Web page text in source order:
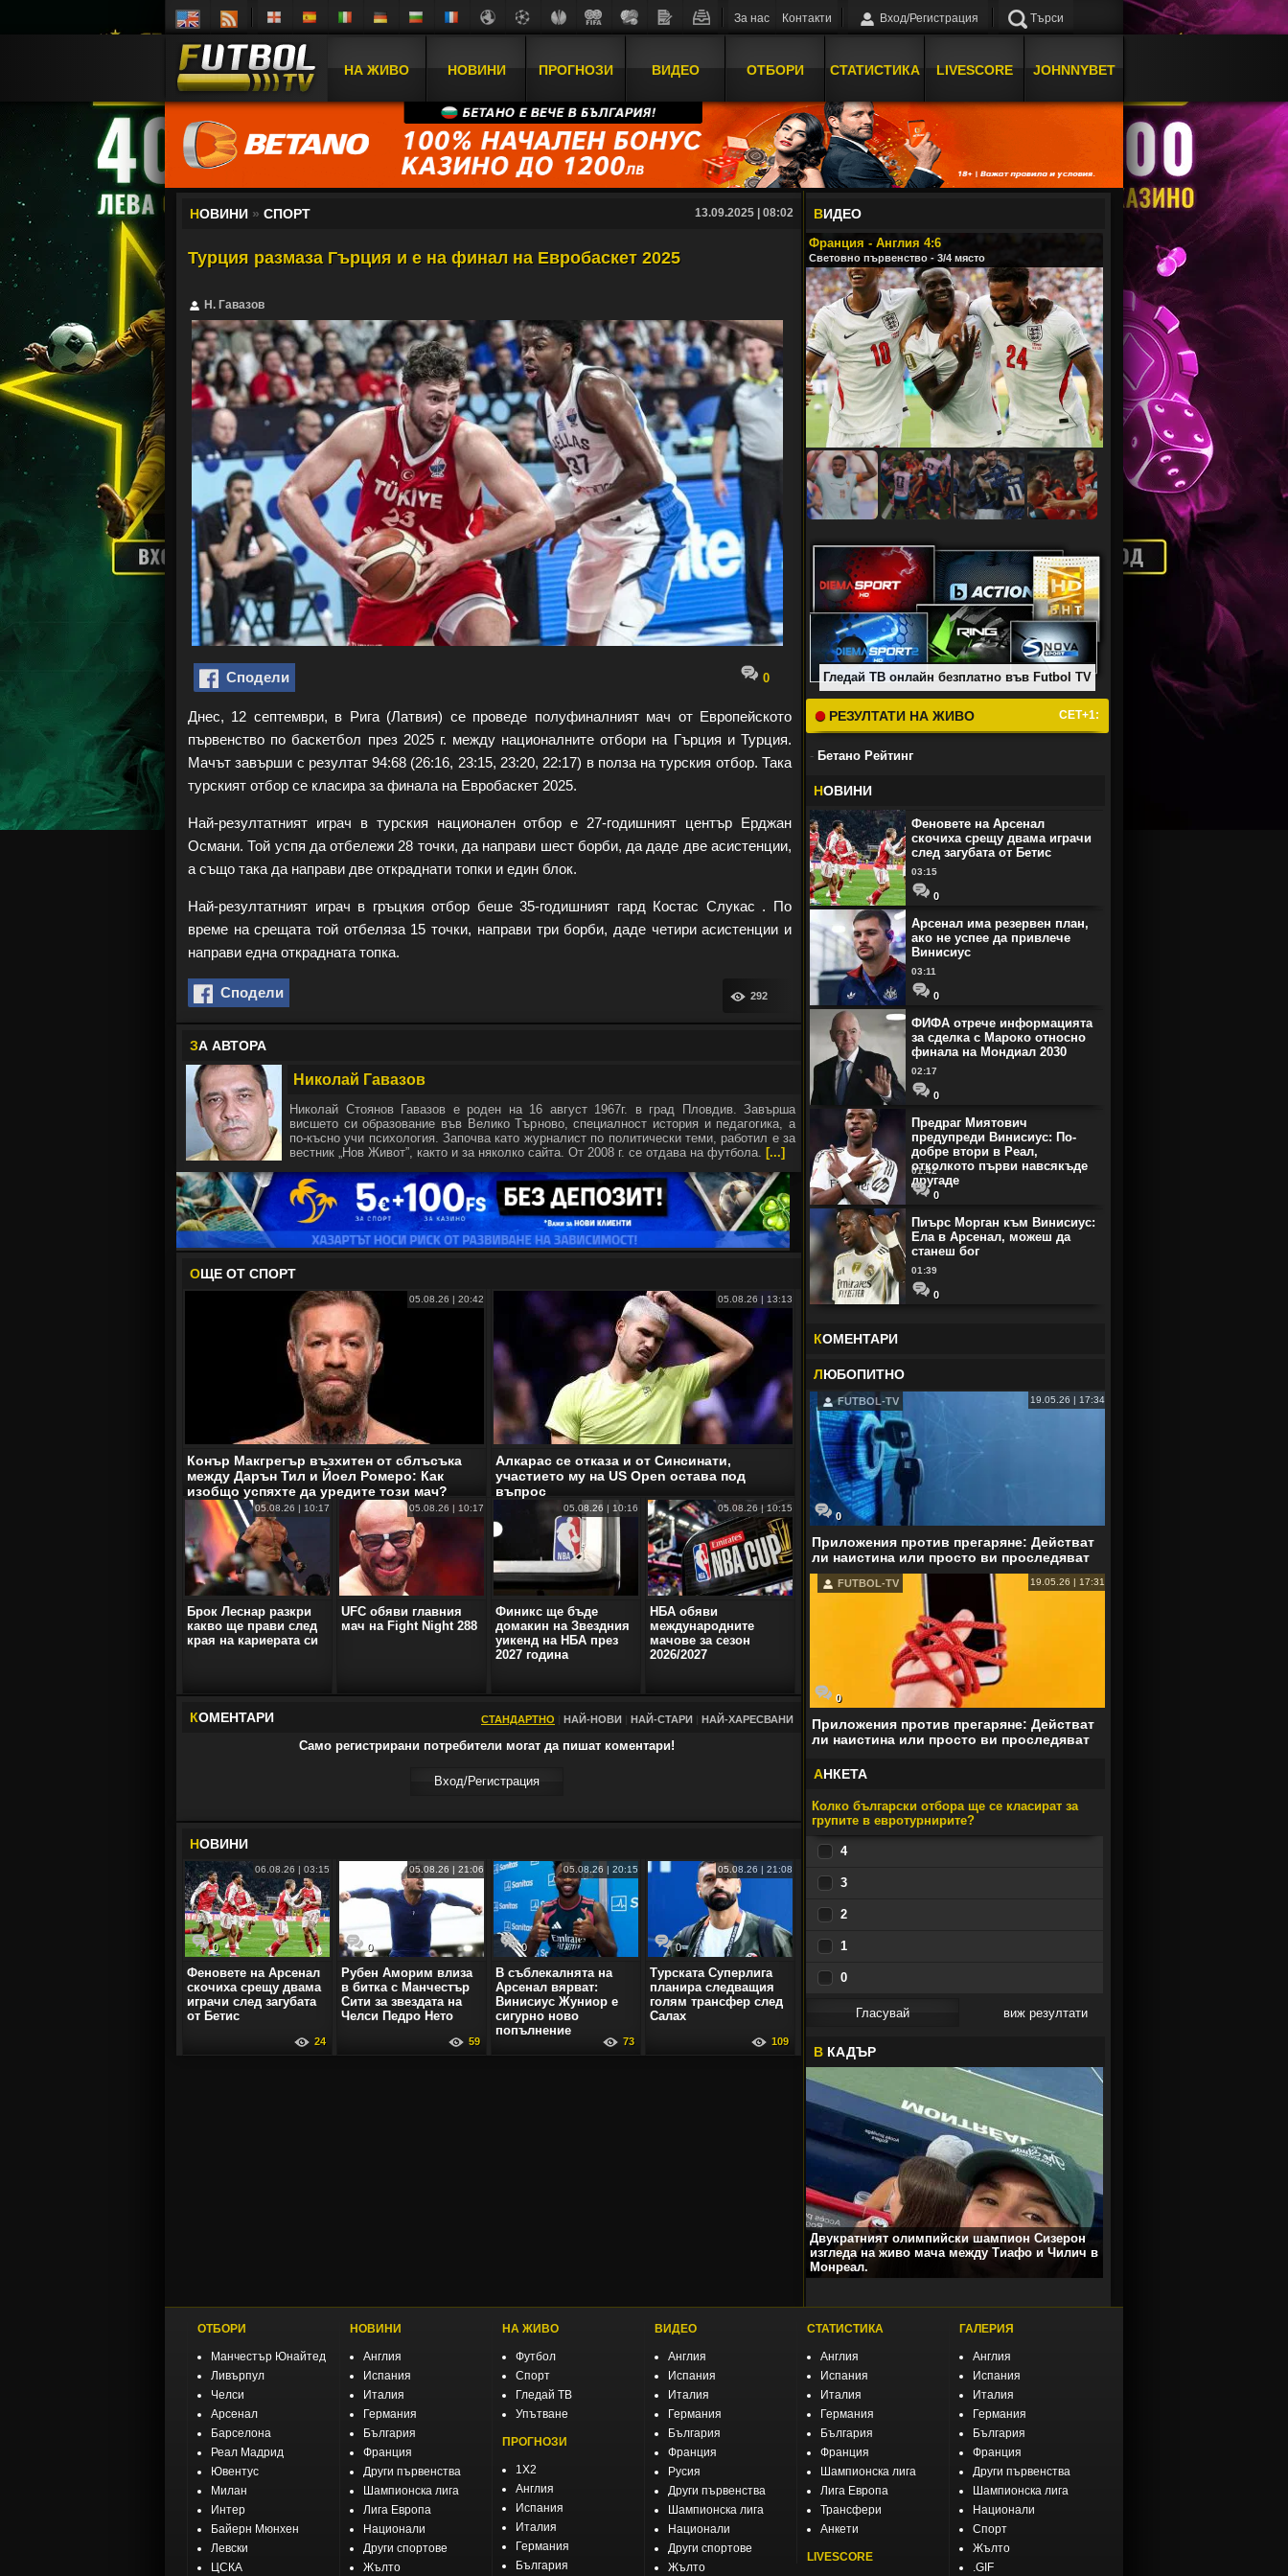
За нас Контакти Вход/Регистрация Търси
НА ЖИВО НОВИНИ ПРОГНОЗИ ВИДЕО ОТБОРИ СТАТИСТИКА LIVESCORE JOHNNYBET
НОВИНИ » СПОРТ 13.09.2025 | 08:02
Турция размаза Гърция и е на финал на Евробаскет 2025
Н. Гавазов
Сподели 0
Днес, 12 септември, в Рига (Латвия) се проведе полуфиналният мач от Европейското
първенство по баскетбол през 2025 г. между националните отбори на Гърция и Турция.
Мачът завърши с резултат 94:68 (26:16, 23:15, 23:20, 22:17) в полза на турския отбор. Така
турският отбор се класира за финала на Евробаскет 2025.
Най-резултатният играч в турския национален отбор е 27-годишният център Ерджан
Османи. Той успя да отбележи 28 точки, да направи шест борби, да даде две асистенции,
а също така да направи две откраднати топки и един блок.
Най-резултатният играч в гръцкия отбор беше 35-годишният гард Костас Слукас . По
време на срещата той отбеляза 15 точки, направи три борби, даде четири асистенции и
направи една открадната топка.
Сподели 292
ЗА АВТОРА
Николай Гавазов
Николай Стоянов Гавазов е роден на 16 август 1967г. в град Пловдив. Завърша
висшето си образование във Велико Търново, специалност история и педагогика, а
по-късно учи психология. Започва като журналист по политически теми, работил е за
вестник „Нов Живот”, както и за няколко сайта. От 2008 г. се отдава на футбола. [...]
ОЩЕ ОТ СПОРТ
05.08.26 | 20:42
Конър Макгрегър възхитен от сблъсъка
между Дарън Тил и Йоел Ромеро: Как
изобщо успяхте да уредите този мач?
05.08.26 | 13:13
Алкарас се отказа и от Синсинати,
участието му на US Open остава под
въпрос
05.08.26 | 10:17
Брок Леснар разкри
какво ще прави след
края на кариерата си
05.08.26 | 10:17
UFC обяви главния
мач на Fight Night 288
05.08.26 | 10:16
Финикс ще бъде
домакин на Звездния
уикенд на НБА през
2027 година
05.08.26 | 10:15
НБА обяви
международните
мачове за сезон
2026/2027
КОМЕНТАРИ СТАНДАРТНО НАЙ-НОВИ НАЙ-СТАРИ НАЙ-ХАРЕСВАНИ
Само регистрирани потребители могат да пишат коментари!
Вход/Регистрaция
НОВИНИ
0
06.08.26 | 03:15
Феновете на Арсенал
скочиха срещу двама
играчи след загубата
от Бетис
24
0
05.08.26 | 21:06
Рубен Аморим влиза
в битка с Манчестър
Сити за звездата на
Челси Педро Нето
59
0
05.08.26 | 20:15
В съблекалнята на
Арсенал вярват:
Винисиус Жуниор е
сигурно ново
попълнение
73
0
05.08.26 | 21:08
Турската Суперлига
планира следващия
голям трансфер след
Салах
109
ВИДЕО
Франция - Англия 4:6
Световно първенство - 3/4 място
Гледай ТВ онлайн безплатно във Futbol TV
РЕЗУЛТАТИ НА ЖИВО СЕТ+1:
- Бетано Рейтинг
НОВИНИ
Феновете на Арсенал
скочиха срещу двама играчи
след загубата от Бетис
03:15
0
Арсенал има резервен план,
ако не успее да привлече
Винисиус
03:11
0
ФИФА отрече информацията
за сделка с Мароко относно
финала на Мондиал 2030
02:17
0
Предраг Миятович
предупреди Винисиус: По-
добре втори в Реал,
отколкото първи навсякъде
другаде
01:42
0
Пиърс Морган към Винисиус:
Ела в Арсенал, можеш да
станеш бог
01:39
0
КОМЕНТАРИ
ЛЮБОПИТНО
FUTBOL-TV 19.05.26 | 17:34
0
Приложения против прегаряне: Действат
ли наистина или просто ви проследяват
FUTBOL-TV 19.05.26 | 17:31
0
Приложения против прегаряне: Действат
ли наистина или просто ви проследяват
АНКЕТА
Колко български отбора ще се класират за
групите в евротурнирите?
4
3
2
1
0
виж резултати
В КАДЪР
Двукратният олимпийски шампион Сизерон
изгледа на живо мача между Тиафо и Чилич в
Монреал.
ОТБОРИ
Манчестър Юнайтед
Ливърпул
Челси
Арсенал
Барселона
Реал Мадрид
Ювентус
Милан
Интер
Байерн Мюнхен
Левски
ЦСКА
НОВИНИ
Англия
Испания
Италия
Германия
България
Франция
Други първенства
Шампионска лига
Лига Европа
Национали
Други спортове
Жълто
НА ЖИВО
Футбол
Спорт
Гледай ТВ
Упътване
ПРОГНОЗИ
1X2
Англия
Испания
Италия
Германия
България
ВИДЕО
Англия
Испания
Италия
Германия
България
Франция
Русия
Други първенства
Шампионска лига
Национали
Други спортове
Жълто
СТАТИСТИКА
Англия
Испания
Италия
Германия
България
Франция
Шампионска лига
Лига Европа
Трансфери
Анкети
LIVESCORE
ГАЛЕРИЯ
Англия
Испания
Италия
Германия
България
Франция
Други първенства
Шампионска лига
Национали
Спорт
Жълто
.GIF